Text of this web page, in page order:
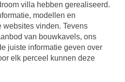
villa hebben gerealiseerd.
modellen en
websites vinden. Tevens
van bouwkavels, ons
juiste informatie geven over
elk perceel kunnen deze